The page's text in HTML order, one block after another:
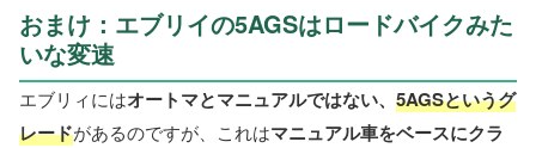
おまけ：エブリイの5AGSはロードバイクみた
いな変速
エブリィにはオートマとマニュアルではない、 5AGSというグ
レードがあるのですが、これはマニュアル車をベースにクラ